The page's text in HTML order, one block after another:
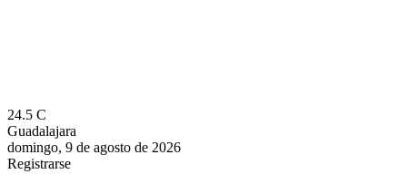
24.5 C
Guadalajara
domingo, 9 de agosto de 2026
Registrarse